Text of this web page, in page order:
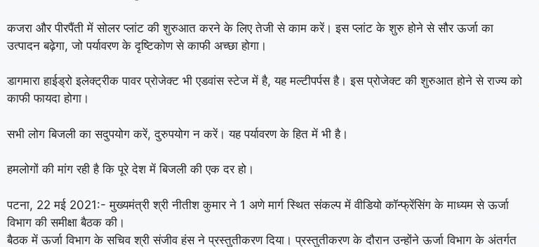
कजरा और पीरपैंती में सोलर प्लांट की शुरुआत करने के लिए तेजी से काम करें। इस प्लांट के शुरु होने से सौर ऊर्जा का
उत्पादन बढ़ेगा, जो पर्यावरण के दृष्टिकोण से काफी अच्छा होगा।
डागमारा हाईड्रो इलेक्ट्रीक पावर प्रोजेक्ट भी एडवांस स्टेज में है, यह मल्टीपर्पस है। इस प्रोजेक्ट की शुरुआत होने से राज्य को
काफी फायदा होगा।
सभी लोग बिजली का सदुपयोग करें, दुरुपयोग न करें। यह पर्यावरण के हित में भी है।
हमलोगों की मांग रही है कि पूरे देश में बिजली की एक दर हो।
पटना, 22 मई 2021:- मुख्यमंत्री श्री नीतीश कुमार ने 1 अणे मार्ग स्थित संकल्प में वीडियो कॉन्फ्रेंसिंग के माध्यम से ऊर्जा
विभाग की समीक्षा बैठक की।
बैठक में ऊर्जा विभाग के सचिव श्री संजीव हंस ने प्रस्तुतीकरण दिया। प्रस्तुतीकरण के दौरान उन्होंने ऊर्जा विभाग के अंतर्गत